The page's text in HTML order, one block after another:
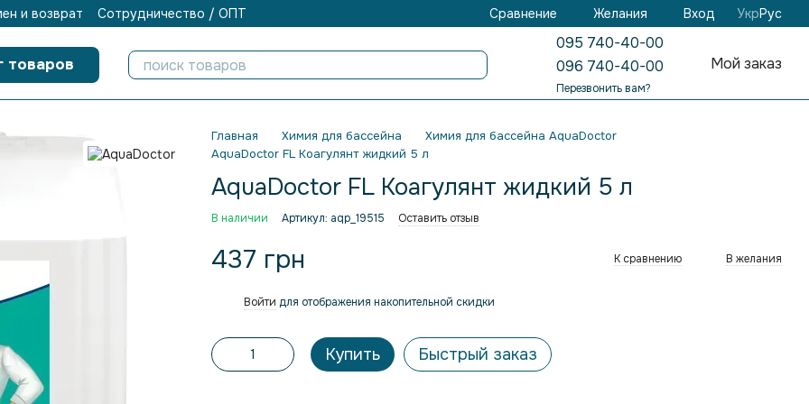
и возврат Сотрудничество / ОПТ Сравнение Желания Вход УкрРус
товаров
095 740-40-00
096 740-40-00
Перезвонить вам?
Мой заказ
Главная Химия для бассейна
Химия для бассейна AquaDoctor
AquaDoctor FL Коагулянт жидкий 5 л
AquaDoctor FL Коагулянт жидкий 5 л
В наличии Артикул: aqp_19515 Оставить отзыв
437 грн К сравнению В желания
Войти для отображения накопительной скидки
Купить Быстрый заказ